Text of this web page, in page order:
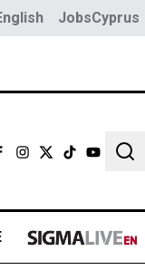
JobsCyprus